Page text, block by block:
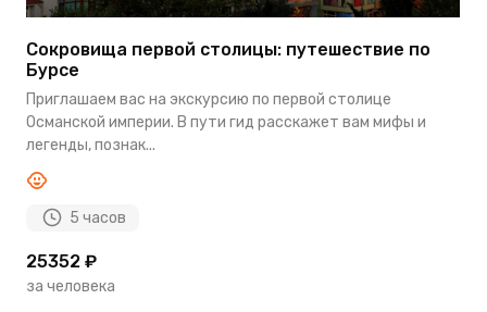
Сокровища первой столицы: путешествие по
Бурсе
Приглашаем вас на экскурсию по первой столице
Османской империи. В пути гид расскажет вам мифы и
легенды, познак...
5 часов
25352 ₽
за человека